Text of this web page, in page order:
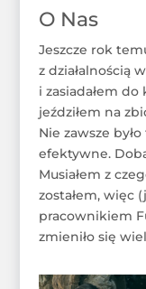
O Nas
Jeszcze rok
z działalnością
i zasiadałem
jeździłem na
Nie zawsze
efektywne.
Musiałem z
zostałem, więc
pracownikiem
zmieniło się